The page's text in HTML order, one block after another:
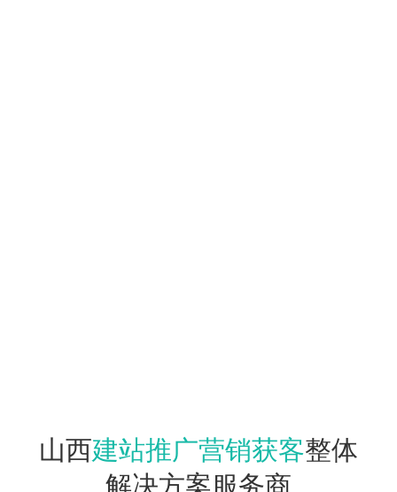
山西建站推广营销获客整体
解决方案服务商